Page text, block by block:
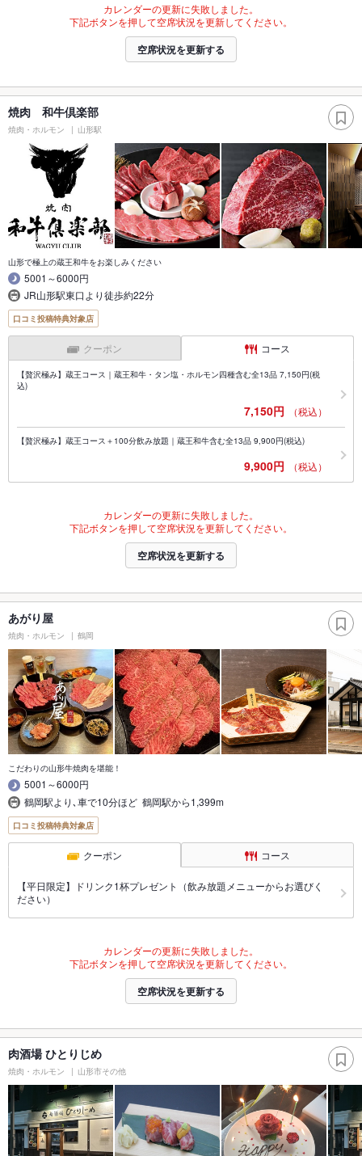
カレンダーの更新に失敗しました。
下記ボタンを押して空席状況を更新してください。
空席状況を更新する
焼肉 和牛倶楽部
焼肉・ホルモン 山形駅
山形で極上の蔵王和牛をお楽しみください
5001～6000円
JR山形駅東口より徒歩約22分
口コミ投稿特典対象店
クーポン コース
【贅沢極み】蔵王コース｜蔵王和牛・タン塩・ホルモン四種含む全13品 7,150円(税
込)
7,150円 （税込）
【贅沢極み】蔵王コース＋100分飲み放題｜蔵王和牛含む全13品 9,900円(税込)
9,900円 （税込）
カレンダーの更新に失敗しました。
下記ボタンを押して空席状況を更新してください。
空席状況を更新する
あがり屋
焼肉・ホルモン 鶴岡
こだわりの山形牛焼肉を堪能！
5001～6000円
鶴岡駅より､車で10分ほど 鶴岡駅から1,399m
口コミ投稿特典対象店
クーポン コース
【平日限定】ドリンク1杯プレゼント（飲み放題メニューからお選びく
ださい）
カレンダーの更新に失敗しました。
下記ボタンを押して空席状況を更新してください。
空席状況を更新する
肉酒場 ひとりじめ
焼肉・ホルモン 山形市その他